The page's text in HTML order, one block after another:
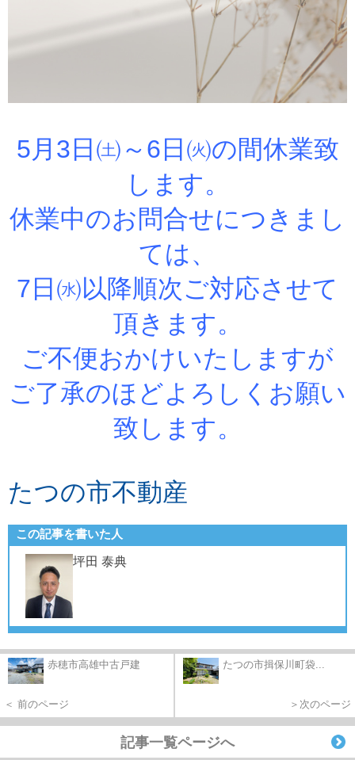
5月3日㈯～6日㈫の間休業致
します。
休業中のお問合せにつきまし
ては、
7日㈬以降順次ご対応させて
頂きます。
ご不便おかけいたしますが
ご了承のほどよろしくお願い
致します。
たつの市不動産
この記事を書いた人
坪田 泰典
赤穂市高雄中古戸建
＜ 前のページ
たつの市揖保川町袋...
＞次のページ
記事一覧ページへ